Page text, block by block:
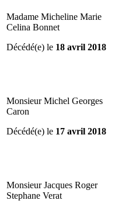
Madame Micheline Marie
Celina Bonnet
Décédé(e) le 18 avril 2018
Monsieur Michel Georges
Caron
Décédé(e) le 17 avril 2018
Monsieur Jacques Roger
Stephane Verat